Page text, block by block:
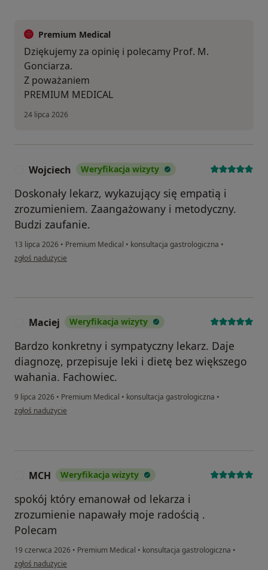
Premium Medical
Dziękujemy za opinię i polecamy Prof. M.
Gonciarza.
Z poważaniem
PREMIUM MEDICAL
24 lipca 2026
Wojciech Weryfikacja wizyty
Doskonały lekarz, wykazujący się empatią i
zrozumieniem. Zaangażowany i metodyczny.
Budzi zaufanie.
13 lipca 2026 • Premium Medical • konsultacja gastrologiczna •
w opinii użytkownika Wojciech
zgłoś nadużycie
Maciej Weryfikacja wizyty
Bardzo konkretny i sympatyczny lekarz. Daje
diagnozę, przepisuje leki i dietę bez większego
wahania. Fachowiec.
9 lipca 2026 • Premium Medical • konsultacja gastrologiczna •
w opinii użytkownika Maciej
zgłoś nadużycie
MCH Weryfikacja wizyty
spokój który emanował od lekarza i
zrozumienie napawały moje radością .
Polecam
19 czerwca 2026 • Premium Medical • konsultacja gastrologiczna •
w opinii użytkownika MCH
zgłoś nadużycie